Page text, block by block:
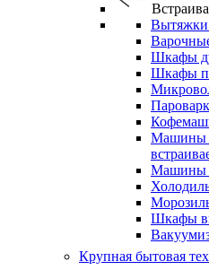
Вытяжки
Шкафы
Шкафы
Машины
Машины
Шкафы
Крупная бытовая